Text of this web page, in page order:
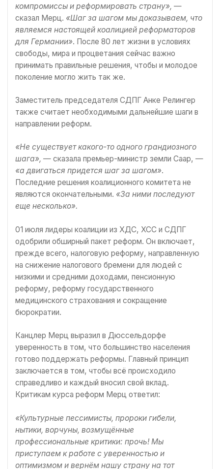
компромиссы и реформировать страну», —
сказал Мерц. «Шаг за шагом мы доказываем, что
являемся настоящей коалицией реформаторов
для Германии». После 80 лет жизни в условиях
свободы, мира и процветания сейчас важно
принимать правильные решения, чтобы и молодое
поколение могло жить так же.
Заместитель председателя СДПГ Анке Релингер
также считает необходимыми дальнейшие шаги в
направлении реформ.
«Не существует какого-то одного грандиозного
шага», — сказала премьер-министр земли Саар, —
«а двигаться придется шаг за шагом».
Последние решения коалиционного комитета не
являются окончательными. «За ними последуют
еще несколько».
01 июля лидеры коалиции из ХДС, ХСС и СДПГ
одобрили обширный пакет реформ. Он включает,
прежде всего, налоговую реформу, направленную
на снижение налогового бремени для людей с
низкими и средними доходами, пенсионную
реформу, реформу государственного
медицинского страхования и сокращение
бюрократии.
Канцлер Мерц выразил в Дюссельдорфе
уверенность в том, что большинство населения
готово поддержать реформы. Главный принцип
заключается в том, чтобы всё происходило
справедливо и каждый вносил свой вклад.
Критикам курса реформ Мерц ответил:
«Культурные пессимисты, пророки гибели,
нытики, ворчуны, возмущённые
профессиональные критики: прочь! Мы
приступаем к работе с уверенностью и
оптимизмом и вернём нашу страну на тот